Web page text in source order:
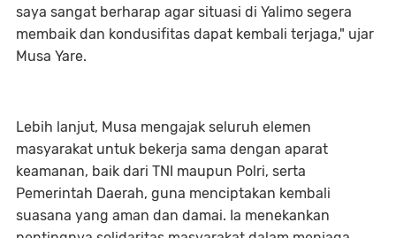
saya sangat berharap agar situasi di Yalimo segera
membaik dan kondusifitas dapat kembali terjaga," ujar
Musa Yare.
Lebih lanjut, Musa mengajak seluruh elemen
masyarakat untuk bekerja sama dengan aparat
keamanan, baik dari TNI maupun Polri, serta
Pemerintah Daerah, guna menciptakan kembali
suasana yang aman dan damai. Ia menekankan